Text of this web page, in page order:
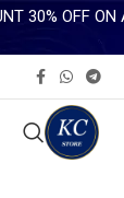
30% OFF